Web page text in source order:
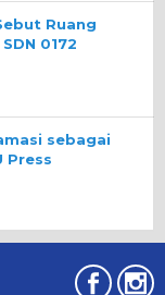
Ruang
0172
sebagai
Press